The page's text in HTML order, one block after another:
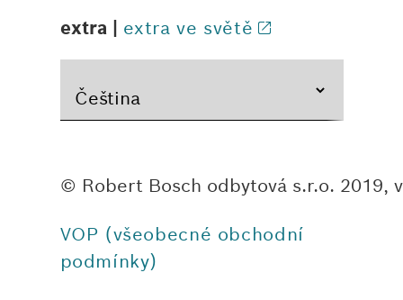
zobrazit odměnu
extra | extra ve světě
© Robert Bosch odbytová s.r.o. 2019,
VOP (všeobecné obchodní
podmínky)